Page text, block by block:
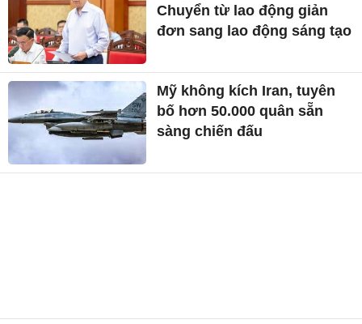
Chuyển từ lao động giản
đơn sang lao động sáng tạo
Mỹ không kích Iran, tuyên
bố hơn 50.000 quân sẵn
sàng chiến đấu